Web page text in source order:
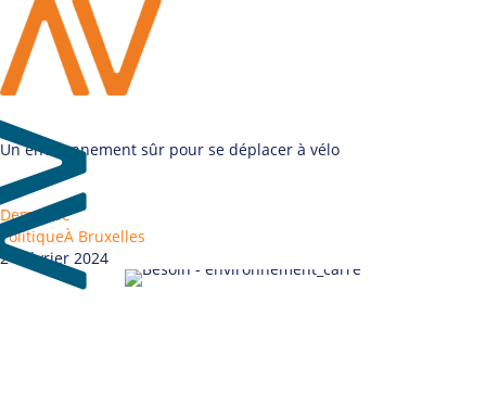
Un environnement sûr pour se déplacer à vélo
Demande
PolitiqueÀ Bruxelles
24 février 2024